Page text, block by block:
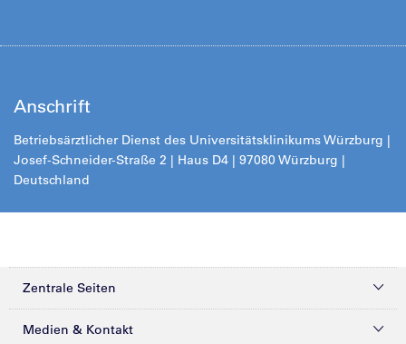
Anschrift
Betriebsärztlicher Dienst des Universitätsklinikums Würzburg |
Josef-Schneider-Straße 2 | Haus D4 | 97080 Würzburg |
Deutschland
Zentrale Seiten
Kliniken & Zentren
Medien & Kontakt